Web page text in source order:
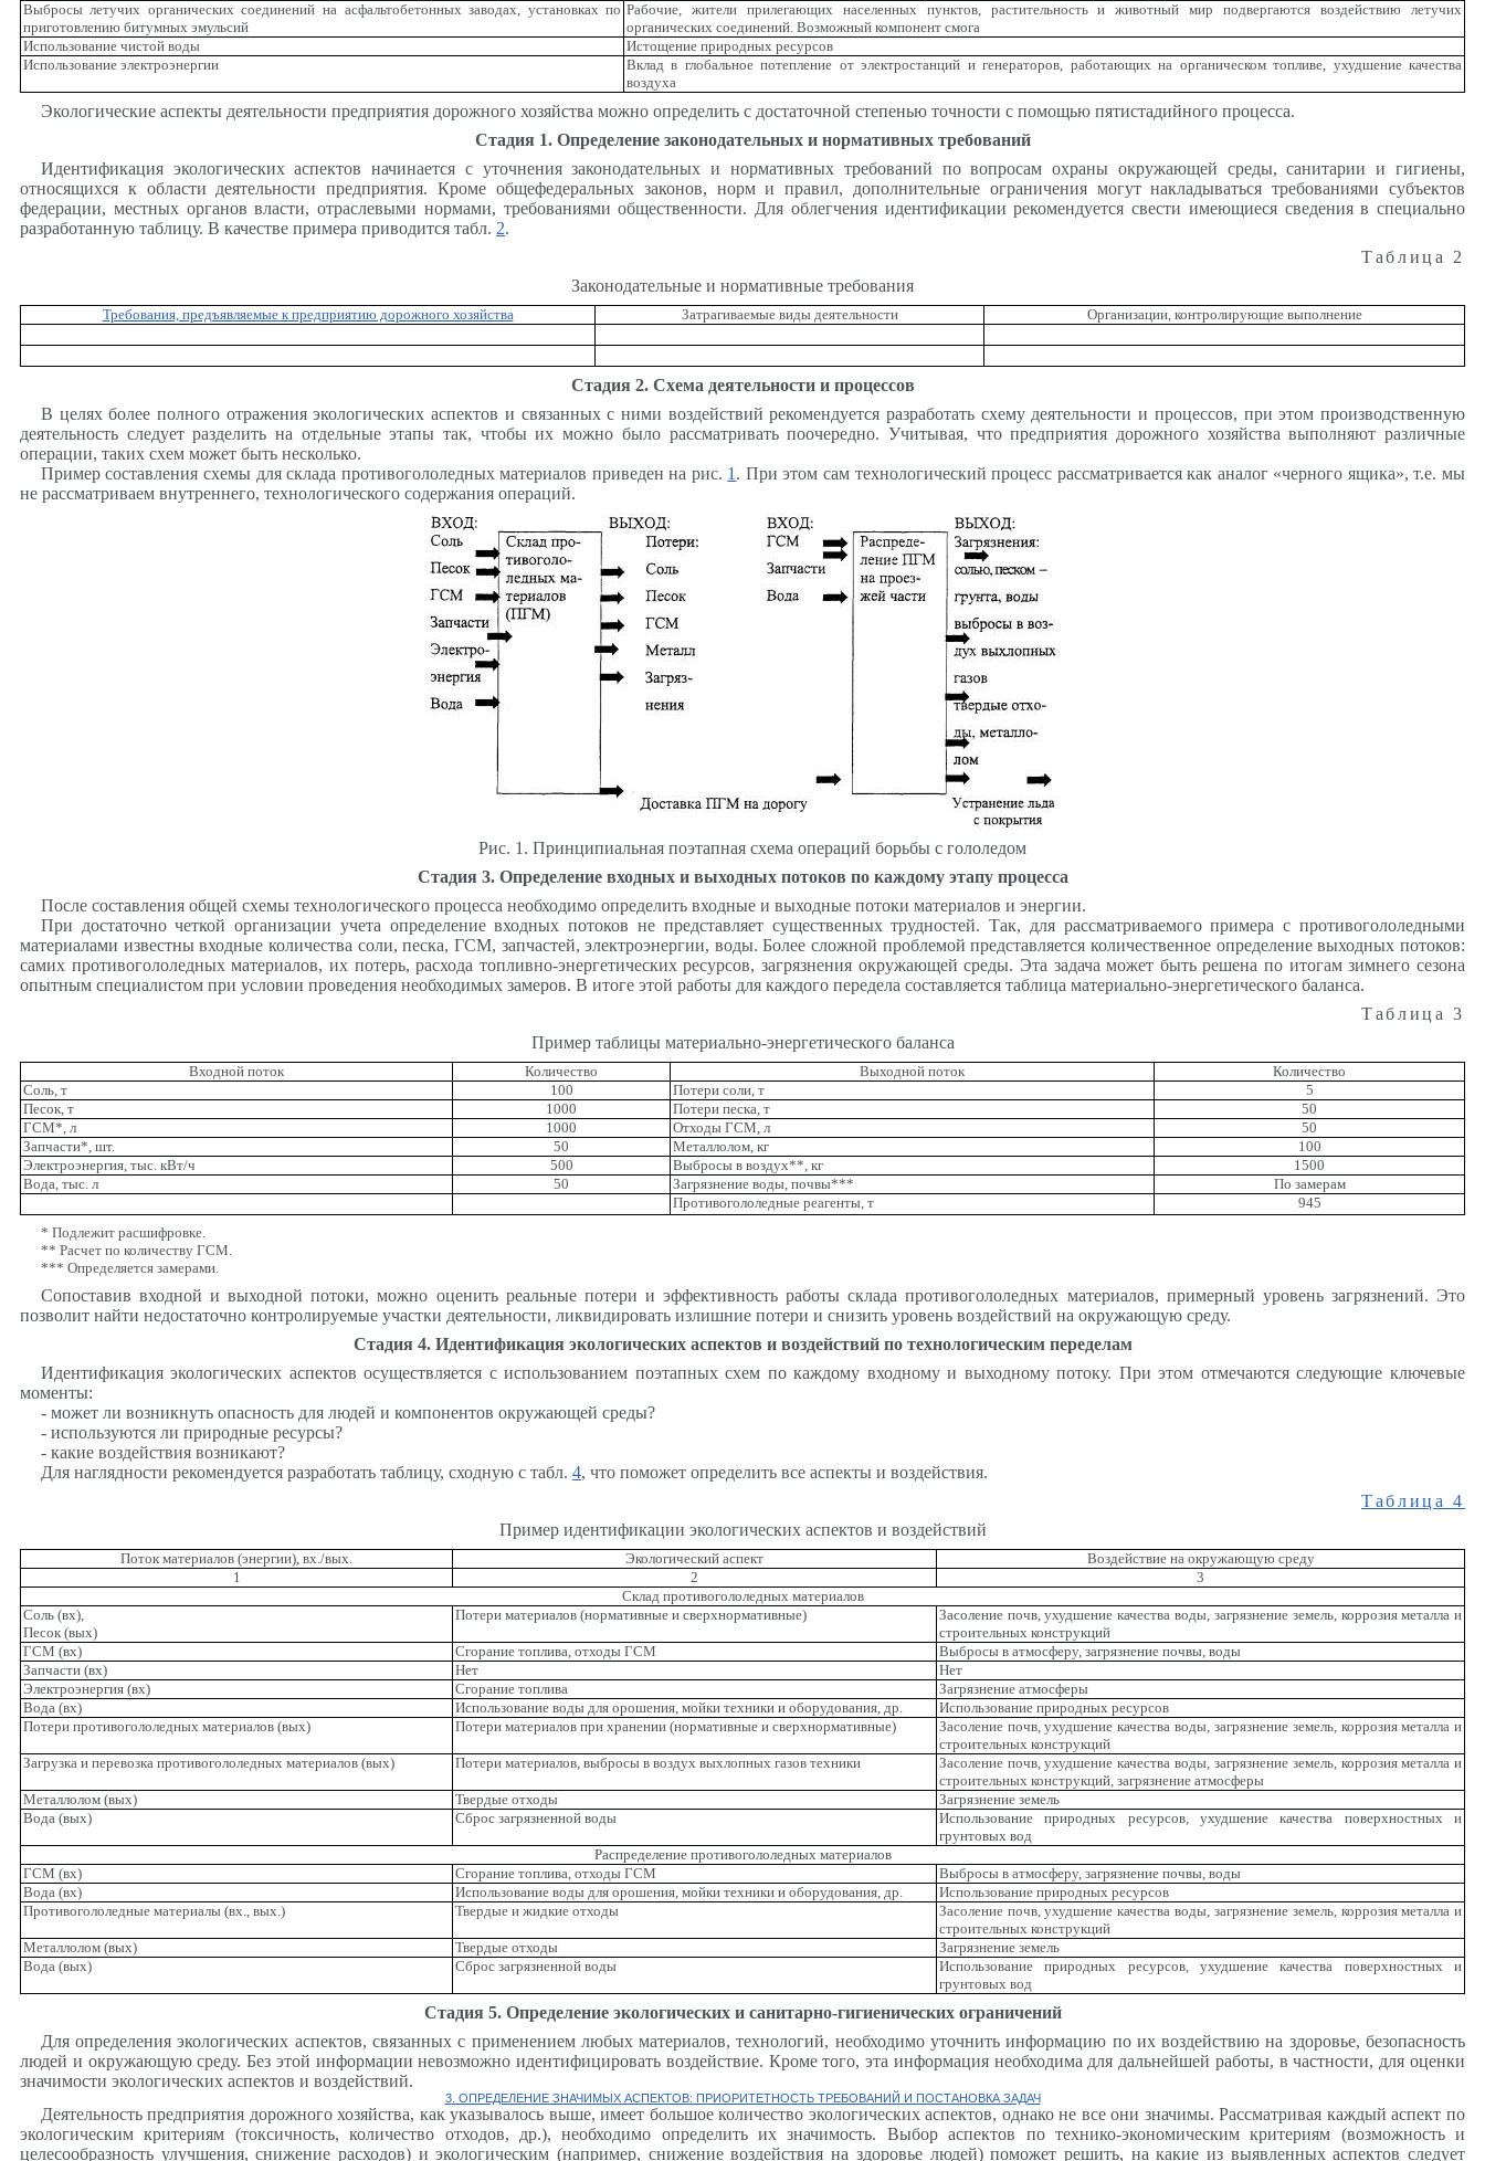
Выбросы летучих органических соединений на асфальтобетонных заводах, установках по
приготовлению битумных эмульсий
Рабочие, жители прилегающих населенных пунктов, растительность и животный мир подвергаются воздействию летучих
органических соединений. Возможный компонент смога
Использование чистой воды
Истощение природных ресурсов
Использование электроэнергии
Вклад в глобальное потепление от электростанций и генераторов, работающих на органическом топливе, ухудшение качества
воздуха
Экологические аспекты деятельности предприятия дорожного хозяйства можно определить с достаточной степенью точности с помощью пятистадийного процесса.
Стадия 1. Определение законодательных и нормативных требований
Идентификация экологических аспектов начинается с уточнения законодательных и нормативных требований по вопросам охраны окружающей среды, санитарии и гигиены,
относящихся к области деятельности предприятия. Кроме общефедеральных законов, норм и правил, дополнительные ограничения могут накладываться требованиями субъектов
федерации, местных органов власти, отраслевыми нормами, требованиями общественности. Для облегчения идентификации рекомендуется свести имеющиеся сведения в специально
разработанную таблицу. В качестве примера приводится табл. 2.
Таблица 2
Законодательные и нормативные требования
Требования, предъявляемые к предприятию дорожного хозяйства Затрагиваемые виды деятельности Организации, контролирующие выполнение
Стадия 2. Схема деятельности и процессов
В целях более полного отражения экологических аспектов и связанных с ними воздействий рекомендуется разработать схему деятельности и процессов, при этом производственную
деятельность следует разделить на отдельные этапы так, чтобы их можно было рассматривать поочередно. Учитывая, что предприятия дорожного хозяйства выполняют различные
операции, таких схем может быть несколько.
Пример составления схемы для склада противогололедных материалов приведен на рис. 1 . При этом сам технологический процесс рассматривается как аналог «черного ящика», т.е. мы
не рассматриваем внутреннего, технологического содержания операций.
Рис. 1 . Принципиальная поэтапная схема операций борьбы с гололедом
Стадия 3. Определение входных и выходных потоков по каждому этапу процесса
После составления общей схемы технологического процесса необходимо определить входные и выходные потоки материалов и энергии.
При достаточно четкой организации учета определение входных потоков не представляет существенных трудностей. Так, для рассматриваемого примера с противогололедными
материалами известны входные количества соли, песка, ГСМ, запчастей, электроэнергии, воды. Более сложной проблемой представляется количественное определение выходных потоков:
самих противогололедных материалов, их потерь, расхода топливно-энергетических ресурсов, загрязнения окружающей среды. Эта задача может быть решена по итогам зимнего сезона
опытным специалистом при условии проведения необходимых замеров. В итоге этой работы для каждого передела составляется таблица материально-энергетического баланса.
Таблица 3
Пример таблицы материально-энергетического баланса
Входной поток Количество Выходной поток
Количество
Соль, т
100 Потери соли, т
5
Песок, т
1000 Потери песка, т
50
ГСМ*, л
1000 Отходы ГСМ, л
50
Запчасти*, шт.
50 Металлолом, кг
100
Электроэнергия, тыс. кВт/ч
500 Выбросы в воздух**, кг
1500
Вода, тыс. л
50 Загрязнение воды, почвы***
По замерам
Противогололедные реагенты, т
945
* Подлежит расшифровке.
** Расчет по количеству ГСМ.
*** Определяется замерами.
Сопоставив входной и выходной потоки, можно оценить реальные потери и эффективность работы склада противогололедных материалов, примерный уровень загрязнений. Это
позволит найти недостаточно контролируемые участки деятельности, ликвидировать излишние потери и снизить уровень воздействий на окружающую среду.
Стадия 4. Идентификация экологических аспектов и воздействий по технологическим переделам
Идентификация экологических аспектов осуществляется с использованием поэтапных схем по каждому входному и выходному потоку. При этом отмечаются следующие ключевые
моменты:
- может ли возникнуть опасность для людей и компонентов окружающей среды?
- используются ли природные ресурсы?
- какие воздействия возникают?
Для наглядности рекомендуется разработать таблицу, сходную с табл. 4, что поможет определить все аспекты и воздействия.
Таблица 4
Пример идентификации экологических аспектов и воздействий
Поток материалов (энергии), вх./вых. Экологический аспект
Воздействие на окружающую среду
1
2
3
Склад противогололедных материалов
Соль (вх),
Песок (вых)
Потери материалов (нормативные и сверхнормативные)
Засоление почв, ухудшение качества воды, загрязнение земель, коррозия металла и
строительных конструкций
ГСМ (вх)
Сгорание топлива, отходы ГСМ
Выбросы в атмосферу, загрязнение почвы, воды
Запчасти (вх)
Нет
Нет
Электроэнергия (вх)
Сгорание топлива
Загрязнение атмосферы
Вода (вх)
Использование воды для орошения, мойки техники и оборудования, др.
Использование природных ресурсов
Потери противогололедных материалов (вых)
Потери материалов при хранении (нормативные и сверхнормативные)
Засоление почв, ухудшение качества воды, загрязнение земель, коррозия металла и
строительных конструкций
Загрузка и перевозка противогололедных материалов (вых)
Потери материалов, выбросы в воздух выхлопных газов техники
Засоление почв, ухудшение качества воды, загрязнение земель, коррозия металла и
строительных конструкций, загрязнение атмосферы
Металлолом (вых)
Твердые отходы
Загрязнение земель
Вода (вых)
Сброс загрязненной воды
Использование природных ресурсов, ухудшение качества поверхностных и
грунтовых вод
Распределение противогололедных материалов
ГСМ (вх)
Сгорание топлива, отходы ГСМ
Выбросы в атмосферу, загрязнение почвы, воды
Вода (вх)
Использование воды для орошения, мойки техники и оборудования, др.
Использование природных ресурсов
Противогололедные материалы (вх., вых.)
Твердые и жидкие отходы
Засоление почв, ухудшение качества воды, загрязнение земель, коррозия металла и
строительных конструкций
Металлолом (вых)
Твердые отходы
Загрязнение земель
Вода (вых)
Сброс загрязненной воды
Использование природных ресурсов, ухудшение качества поверхностных и
грунтовых вод
Стадия 5. Определение экологических и санитарно-гигиенических ограничений
Для определения экологических аспектов, связанных с применением любых материалов, технологий, необходимо уточнить информацию по их воздействию на здоровье, безопасность
людей и окружающую среду. Без этой информации невозможно идентифицировать воздействие. Кроме того, эта информация необходима для дальнейшей работы, в частности, для оценки
значимости экологических аспектов и воздействий.
3. ОПРЕДЕЛЕНИЕ ЗНАЧИМЫХ АСПЕКТОВ: ПРИОРИТЕТНОСТЬ ТРЕБОВАНИЙ И ПОСТАНОВКА ЗАДАЧ
Деятельность предприятия дорожного хозяйства, как указывалось выше, имеет большое количество экологических аспектов, однако не все они значимы. Рассматривая каждый аспект по
экологическим критериям (токсичность, количество отходов, др.), необходимо определить их значимость. Выбор аспектов по технико-экономическим критериям (возможность и
целесообразность улучшения, снижение расходов) и экологическим (например, снижение воздействия на здоровье людей) поможет решить, на какие из выявленных аспектов следует